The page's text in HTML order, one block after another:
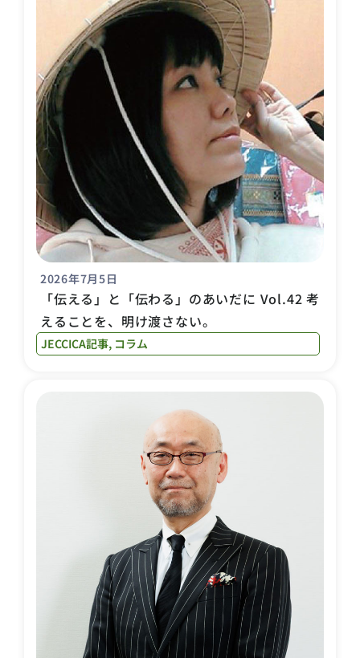
2026年7月5日
「伝える」と「伝わる」のあいだに Vol.42 考
えることを、明け渡さない。
JECCICA記事, コラム